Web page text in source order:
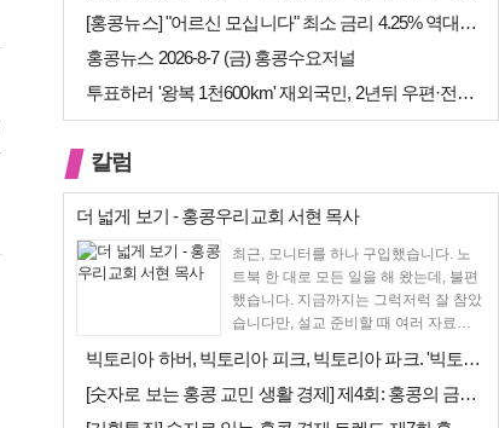
[홍콩뉴스] "어르신 모십니다" 최소 금리 4.25% 역대급 혜택, 홍콩…
홍콩뉴스 2026-8-7 (금) 홍콩수요저널
투표하러 '왕복 1천600km' 재외국민, 2년뒤 우편·전자투표 할까
칼럼
더 넓게 보기 - 홍콩우리교회 서현 목사
최근, 모니터를 하나 구입했습니다. 노
트북 한 대로 모든 일을 해 왔는데, 불편
했습니다. 지금까지는 그럭저럭 잘 참았
습니다만, 설교 준비할 때 여러 자료를
빅토리아 하버, 빅토리아 피크, 빅토리아 파크. '빅토리아’의 이름은 어…
[숫자로 보는 홍콩 교민 생활 경제] 제4회: 홍콩의 금융 — 지표 및 …